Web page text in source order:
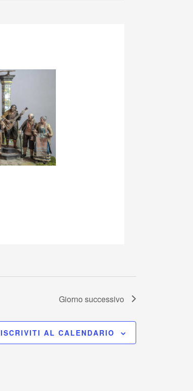
Giorno successivo
ISCRIVITI AL CALENDARIO